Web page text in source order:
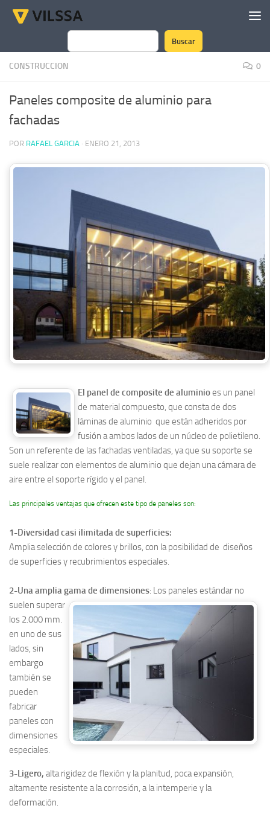
Saltar al contenido
Buscar
Buscar
CONSTRUCCION 0
Paneles composite de aluminio para
fachadas
POR RAFAEL GARCIA · ENERO 21, 2013
El panel de composite de aluminioes un panel
de material compuesto, que consta de dos
láminas de aluminio que están adheridos por
fusión a ambos lados de un núcleo de polietileno.
Son un referente de las fachadas ventiladas, ya que su soporte se
suele realizar con elementos de aluminio que dejan una cámara de
aire entre el soporte rígido y el panel.
Las principales ventajas que ofrecen este tipo de paneles son:
1-Diversidad casi ilimitada de superficies:
Amplia selección de colores y brillos, con la posibilidad de diseños
de superficies y recubrimientos especiales.
2-Una amplia gama de dimensiones: Los paneles estándar no
suelen superar
los 2.000 mm.
en uno de sus
lados, sin
embargo
también se
pueden
fabricar
paneles con
dimensiones
especiales.
3-Ligero, alta rigidez de flexión y la planitud, poca expansión,
altamente resistente a la corrosión, a la intemperie y la
deformación.